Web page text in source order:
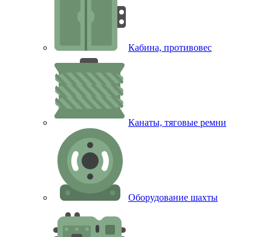
Кабина, противовес
Канаты, тяговые ремни
Оборудование шахты